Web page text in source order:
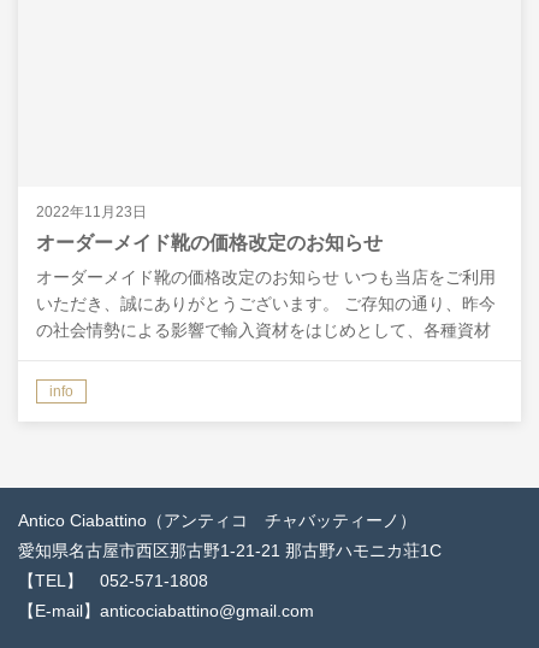
2022年11月23日
オーダーメイド靴の価格改定のお知らせ
オーダーメイド靴の価格改定のお知らせ いつも当店をご利用
いただき、誠にありがとうございます。 ご存知の通り、昨今
の社会情勢による影響で輸入資材をはじめとして、各種資材
め…
info
Antico Ciabattino（アンティコ チャバッティーノ）
愛知県名古屋市西区那古野1-21-21 那古野ハモニカ荘1C
【TEL】 052-571-1808
【E-mail】anticociabattino@gmail.com